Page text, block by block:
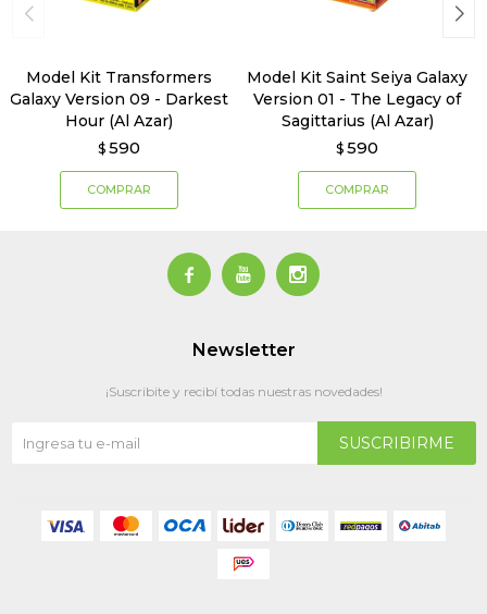
Model Kit Transformers
Galaxy Version 09 - Darkest
Hour (Al Azar)
$ 590
Model Kit Saint Seiya Galaxy
Version 01 - The Legacy of
Sagittarius (Al Azar)
$ 590
  
Newsletter
¡Suscribite y recibí todas nuestras novedades!
SUSCRIBIRME